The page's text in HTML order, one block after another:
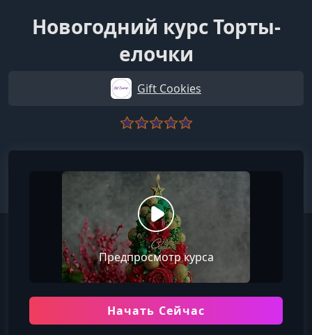
Новогодний курс Торты-
елочки
Gift Cookies
Предпросмотр курса
Начать Сейчас